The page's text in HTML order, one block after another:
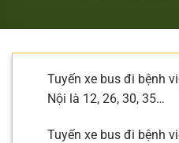
Tuyến xe bus đi bệnh
Nội là 12, 26, 30, 35…
Tuyến xe bus đi bệnh